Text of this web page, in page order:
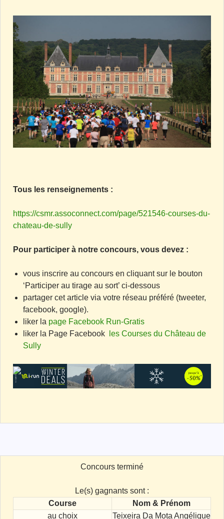
Tous les renseignements :
https://csmr.assoconnect.com/page/521546-courses-du-
chateau-de-sully
Pour participer à notre concours, vous devez :
vous inscrire au concours en cliquant sur le bouton
‘Participer au tirage au sort’ ci-dessous
partager cet article via votre réseau préféré (tweeter,
facebook, google).
liker la page Facebook Run-Gratis
liker la Page Facebook
les Courses du Château de
Sully
Concours terminé
Le(s) gagnants sont :
Course
Nom & Prénom
au choix
Teixeira Da Mota Angélique